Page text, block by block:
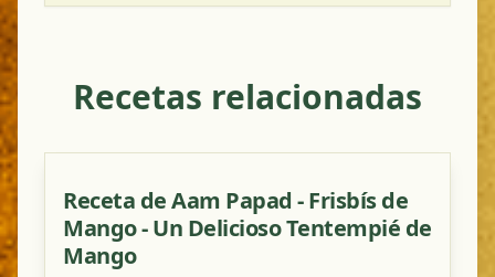
Recetas relacionadas
Receta de Aam Papad - Frisbís de
Mango - Un Delicioso Tentempié de
Mango